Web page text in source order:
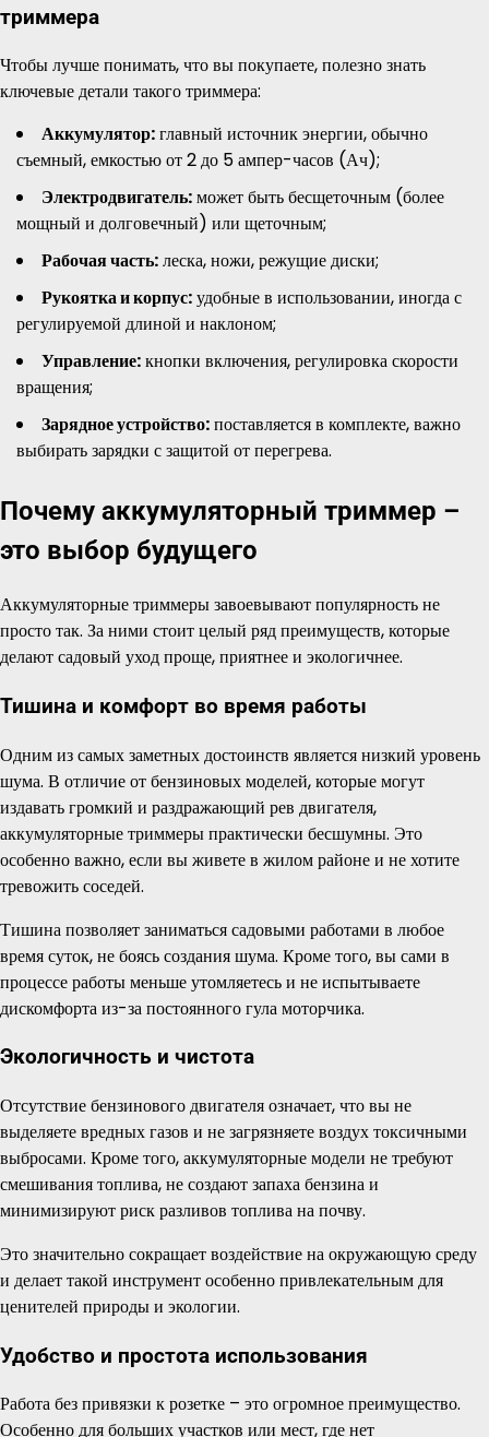
триммера
Чтобы лучше понимать, что вы покупаете, полезно знать
ключевые детали такого триммера:
Аккумулятор:главный источник энергии, обычно
съемный, емкостью от 2 до 5 ампер-часов (Ач);
Электродвигатель:может быть бесщеточным (более
мощный и долговечный) или щеточным;
Рабочая часть:леска, ножи, режущие диски;
Рукоятка и корпус:удобные в использовании, иногда с
регулируемой длиной и наклоном;
Управление:кнопки включения, регулировка скорости
вращения;
Зарядное устройство:поставляется в комплекте, важно
выбирать зарядки с защитой от перегрева.
Почему аккумуляторный триммер –
это выбор будущего
Аккумуляторные триммеры завоевывают популярность не
просто так. За ними стоит целый ряд преимуществ, которые
делают садовый уход проще, приятнее и экологичнее.
Тишина и комфорт во время работы
Одним из самых заметных достоинств является низкий уровень
шума. В отличие от бензиновых моделей, которые могут
издавать громкий и раздражающий рев двигателя,
аккумуляторные триммеры практически бесшумны. Это
особенно важно, если вы живете в жилом районе и не хотите
тревожить соседей.
Тишина позволяет заниматься садовыми работами в любое
время суток, не боясь создания шума. Кроме того, вы сами в
процессе работы меньше утомляетесь и не испытываете
дискомфорта из-за постоянного гула моторчика.
Экологичность и чистота
Отсутствие бензинового двигателя означает, что вы не
выделяете вредных газов и не загрязняете воздух токсичными
выбросами. Кроме того, аккумуляторные модели не требуют
смешивания топлива, не создают запаха бензина и
минимизируют риск разливов топлива на почву.
Это значительно сокращает воздействие на окружающую среду
и делает такой инструмент особенно привлекательным для
ценителей природы и экологии.
Удобство и простота использования
Работа без привязки к розетке – это огромное преимущество.
Особенно для больших участков или мест, где нет